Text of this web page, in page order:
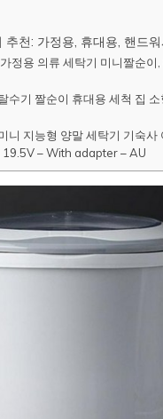
추천: 가정용, 휴대용, 핸드
정용 의류 세탁기 미니짤순
수기 짤순이 휴대용 세척 집
니 지능형 양말 세탁기 기숙사
19.5V – With adapter – AU